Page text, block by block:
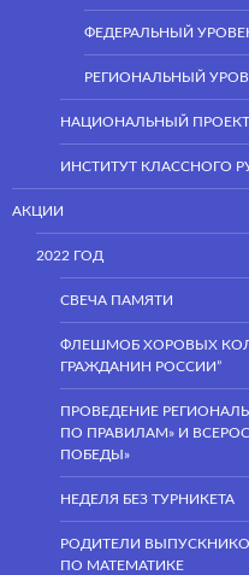
ФЕДЕРАЛЬНЫЙ
РЕГИОНАЛЬНЫЙ
НАЦИОНАЛЬНЫЙ ПРОЕКТ
ИНСТИТУТ КЛАССНОГО
АКЦИИ
2022 ГОД
СВЕЧА ПАМЯТИ
ФЛЕШМОБ ХОРОВЫХ
ГРАЖДАНИН РОССИИ”
ПРОВЕДЕНИЕ
ПО ПРАВИЛАМ» И
ПОБЕДЫ»
НЕДЕЛЯ БЕЗ ТУРНИКЕТА
РОДИТЕЛИ
ПО МАТЕМАТИКЕ